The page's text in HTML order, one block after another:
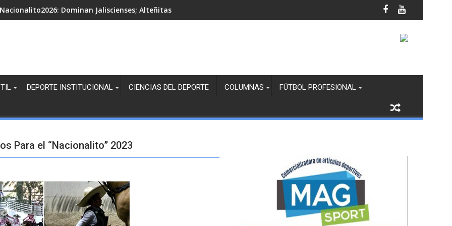
Dominan Jaliscienses; Alteñitas, Margaritas Blanco y Margaritas en Infantil “B”
DEPORTE INSTITUCIONAL CIENCIAS DEL DEPORTE COLUMNAS FÚTBOL PROFESIONAL
Para el “Nacionalito” 2023